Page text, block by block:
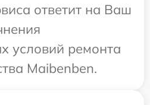
ответит на Ваш
условий ремонта
Maibenben.